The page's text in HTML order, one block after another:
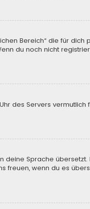
Bereich“ die für dich
du noch nicht
des Servers vermutlich
deine Sprache
freuen, wenn du es